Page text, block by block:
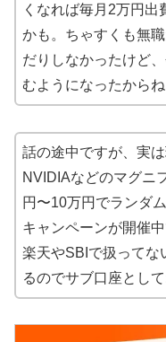
くなれば毎月2万円出
かも。ちゃすくも無
だりしなかったけど
むようになったからね
話の途中ですが、実
NVIDIAなどのマグニ
円〜10万円でランダ
キャンペーンが開催中
楽天やSBIで扱ってな
るのでサブ口座として